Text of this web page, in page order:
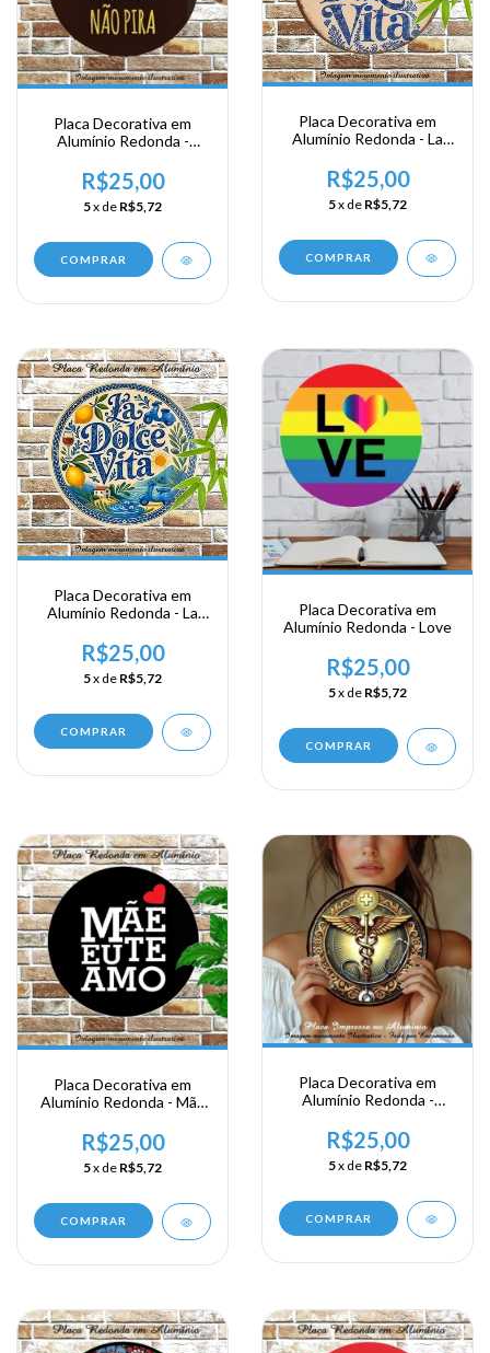
Placa Decorativa em
Alumínio Redonda -
Pira
R$25,00
5x de R$5,72
COMPRAR
Placa Decorativa em
Alumínio Redonda - La
R$25,00
5x de R$5,72
COMPRAR
Placa Decorativa em
Alumínio Redonda - La
R$25,00
5x de R$5,72
COMPRAR
Placa Decorativa em
Alumínio Redonda - Love
R$25,00
5x de R$5,72
COMPRAR
Placa Decorativa em
Alumínio Redonda - Mãe
R$25,00
5x de R$5,72
COMPRAR
Placa Decorativa em
Alumínio Redonda -
R$25,00
5x de R$5,72
COMPRAR